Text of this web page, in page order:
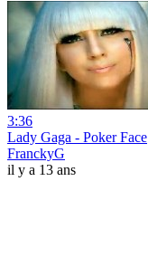
3:36
Lady Gaga - Poker Face
FranckyG
il y a 13 ans